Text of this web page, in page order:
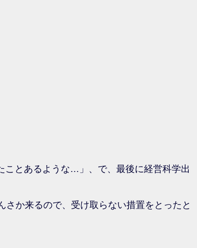
ことあるような…」、で、最後に経営科学出
か来るので、受け取らない措置をとったと